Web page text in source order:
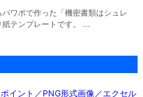
ワポで作った「機密書類はシュレ
紙テンプレートです。 ...
イント／PNG形式画像／エクセル